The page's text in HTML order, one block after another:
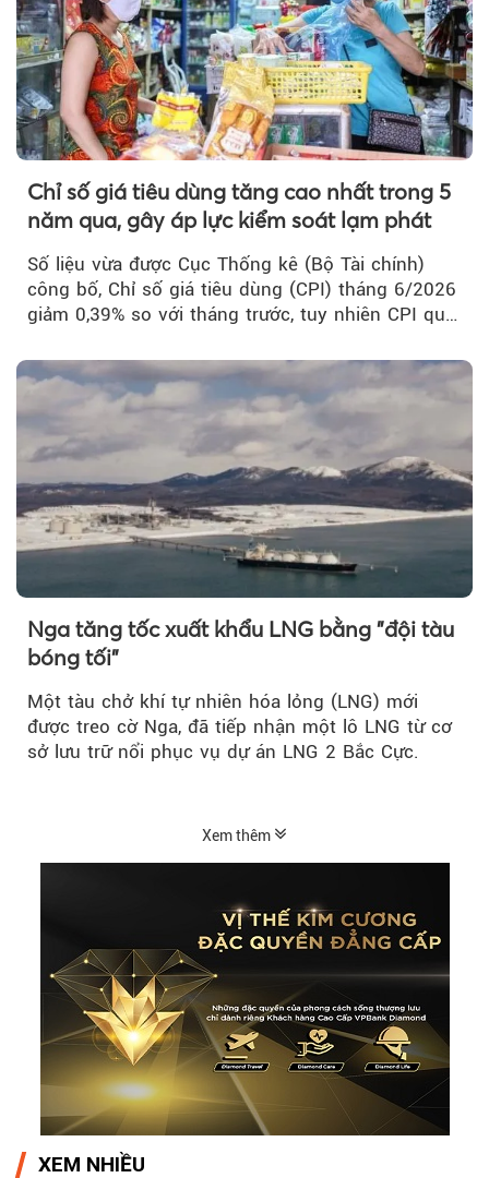
Chỉ số giá tiêu dùng tăng cao nhất trong 5
năm qua, gây áp lực kiểm soát lạm phát
Số liệu vừa được Cục Thống kê (Bộ Tài chính)
công bố, Chỉ số giá tiêu dùng (CPI) tháng 6/2026
giảm 0,39% so với tháng trước, tuy nhiên CPI quý
Nga tăng tốc xuất khẩu LNG bằng "đội tàu
bóng tối"
Một tàu chở khí tự nhiên hóa lỏng (LNG) mới
được treo cờ Nga, đã tiếp nhận một lô LNG từ cơ
sở lưu trữ nổi phục vụ dự án LNG 2 Bắc Cực.
Xem thêm
XEM NHIỀU